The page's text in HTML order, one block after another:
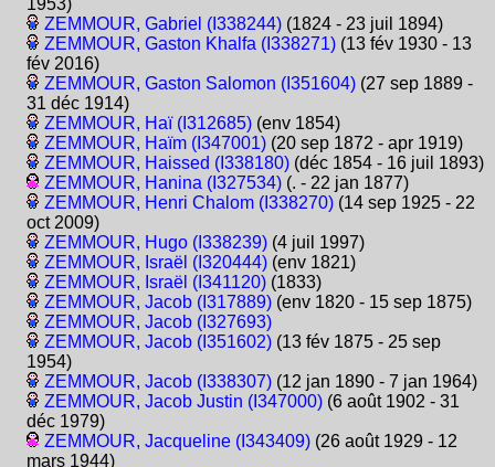
ZEMMOUR, Gabriel (I338244) (1824 - 23 juil 1894)
ZEMMOUR, Gaston Khalfa (I338271) (13 fév 1930 - 13
fév 2016)
ZEMMOUR, Gaston Salomon (I351604) (27 sep 1889 -
31 déc 1914)
ZEMMOUR, Haï (I312685) (env 1854)
ZEMMOUR, Haïm (I347001) (20 sep 1872 - apr 1919)
ZEMMOUR, Haissed (I338180) (déc 1854 - 16 juil 1893)
ZEMMOUR, Hanina (I327534) (. - 22 jan 1877)
ZEMMOUR, Henri Chalom (I338270) (14 sep 1925 - 22
oct 2009)
ZEMMOUR, Hugo (I338239) (4 juil 1997)
ZEMMOUR, Israël (I320444) (env 1821)
ZEMMOUR, Israël (I341120) (1833)
ZEMMOUR, Jacob (I317889) (env 1820 - 15 sep 1875)
ZEMMOUR, Jacob (I327693)
ZEMMOUR, Jacob (I351602) (13 fév 1875 - 25 sep
1954)
ZEMMOUR, Jacob (I338307) (12 jan 1890 - 7 jan 1964)
ZEMMOUR, Jacob Justin (I347000) (6 août 1902 - 31
déc 1979)
ZEMMOUR, Jacqueline (I343409) (26 août 1929 - 12
mars 1944)